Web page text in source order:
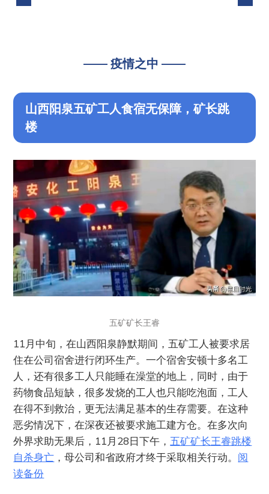
—— 疫情之中 ——
山西阳泉五矿工人食宿无保障，矿长跳
楼
五矿矿长王睿
11月中旬，在山西阳泉静默期间，五矿工人被要求居
住在公司宿舍进行闭环生产。一个宿舍安顿十多名工
人，还有很多工人只能睡在澡堂的地上，同时，由于
药物食品短缺，很多发烧的工人也只能吃泡面，工人
在得不到救治，更无法满足基本的生存需要。在这种
恶劣情况下，在深夜还被要求施工建方仓。在多次向
外界求助无果后，11月28日下午， 五矿矿长王睿跳楼
自杀身亡 ，母公司和省政府才终于采取相关行动。 阅
读备份